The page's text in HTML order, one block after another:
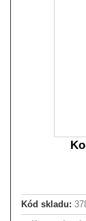
Kód skladu: